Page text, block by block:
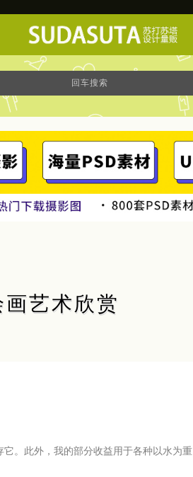
艺术欣赏
。此外，我的部分收益用于各种以水为重